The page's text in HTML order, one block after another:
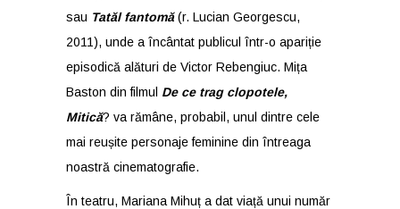
sau Tatăl fantomă(r. Lucian Georgescu,
2011), unde a încântat publicul într-o apariție
episodică alături de Victor Rebengiuc. Mița
Baston din filmul De ce trag clopotele,
Mitică? va rămâne, probabil, unul dintre cele
mai reușite personaje feminine din întreaga
noastră cinematografie.
În teatru, Mariana Mihuț a dat viață unui număr